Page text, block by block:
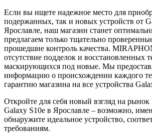
Если вы ищете надежное место для
подержанных, так и новых устройств от
Ярославле, наш магазин станет
предлагаем только тщательно
прошедшие контроль качества.
отсутствие подделок и восстановленных
маскирующихся под новые. Мы
информацию о происхождении каждого
гарантию магазина на все устройства
Откройте для себя новый взгляд на
Galaxy S10e в Ярославле – возможно,
обнаружите идеальное устройство,
требованиям.